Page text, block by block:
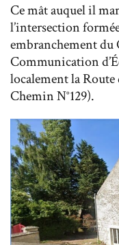
Ce mât auquel il
l’intersection
embranchement du
Communication
localement la
Chemin N°129).